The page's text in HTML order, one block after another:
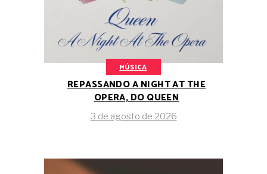
MÚSICA
REPASSANDO A NIGHT AT THE
OPERA, DO QUEEN
3 de agosto de 2026